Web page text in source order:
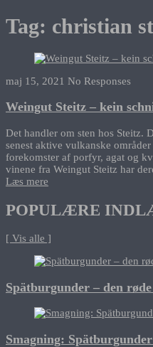
Tag: christian
maj 15, 2021 No Responses
Weingut Steitz – kein
Det handler om sten hos Steitz.
senest aktive vulkanske
forekomster af porfyr, agat og
vinene fra Weingut Steitz har
Læs mere
POPULÆRE
[ Vis alle ]
Spätburgunder – den
Smagning: